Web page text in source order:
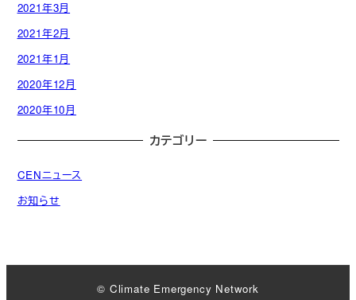
2021年3月
2021年2月
2021年1月
2020年12月
2020年10月
カテゴリー
CENニュース
お知らせ
© Climate Emergency Network